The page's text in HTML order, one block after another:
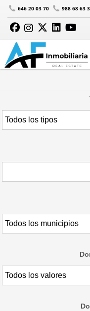
646 20 03 70 988 68 63